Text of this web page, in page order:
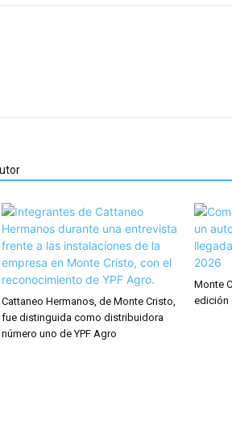
Cattaneo Hermanos, de Monte Cristo,
fue distinguida como distribuidora
número uno de YPF Agro
Monte
edición